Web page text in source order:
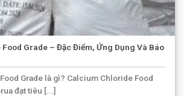
Grade – Đặc Điểm, Ứng Dụng Và Báo
Grade là gì? Calcium Chloride Food
đạt tiêu [...]